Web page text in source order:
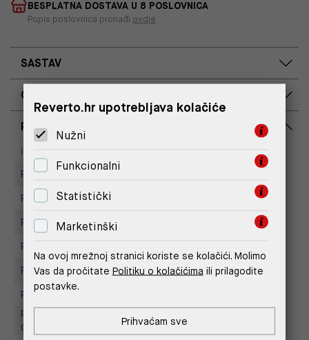
BESPLATNA DOSTAVA U 8 POSLOVNICA
Popis poslovnica pronađi ovdje
SASTAV
OPIS PROIZVODA
RASPOLOŽIVOST PO POSLOVNICAMA
Poslovnica
Replay store, Arena centar
Replay Store, Joker Centar
Replay Store, City Center One
Replay store, Tower Centar
Replay Store, Supernova Zadar
Replay Store, Mall of Split
Replay Outlet Store, Designer
Outlet Croatia
Reverto.hr upotrebljava kolačiće
Nužni
Funkcionalni
Statistički
Marketinški
Na ovoj mrežnoj stranici koriste se kolačići. Molimo
Vas da pročitate Politiku o kolačićima ili prilagodite
postavke.
Prihvaćam sve